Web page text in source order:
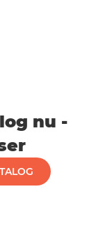
nu -